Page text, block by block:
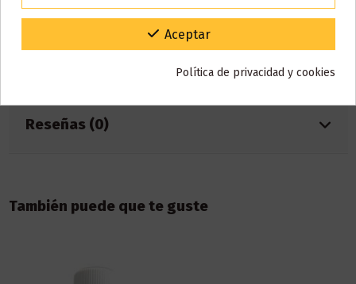
del mejor sabor.
Detalles del producto
Reseñas (0)
También puede que te guste
Gracias por tu paciencia y por seguir confiando en nosotros.
Aceptar
Política de privacidad y cookies